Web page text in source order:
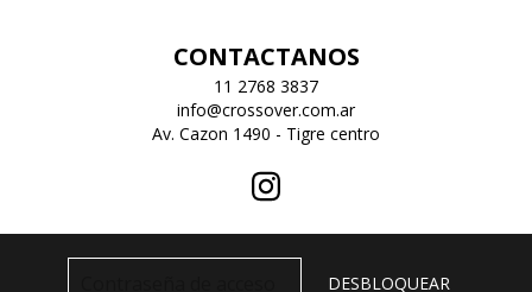
CONTACTANOS
11 2768 3837
info@crossover.com.ar
Av. Cazon 1490 - Tigre centro